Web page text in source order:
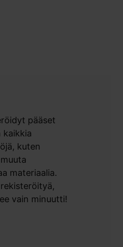
pääset
kaikkia
kuten
materiaalia.
vain minuutti!